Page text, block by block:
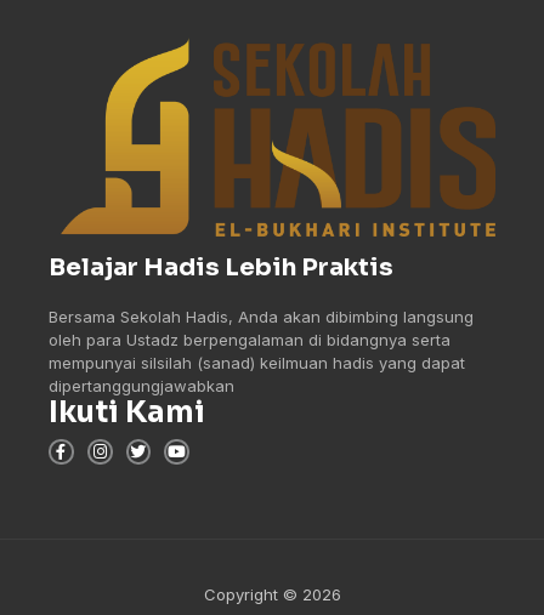
Belajar Hadis Lebih Praktis
Bersama Sekolah Hadis, Anda akan dibimbing langsung
oleh para Ustadz berpengalaman di bidangnya serta
mempunyai silsilah (sanad) keilmuan hadis yang dapat
dipertanggungjawabkan
Ikuti Kami
Copyright © 2026